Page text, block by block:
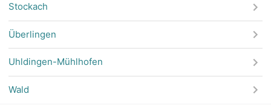
Stockach
Überlingen
Uhldingen-Mühlhofen
Wald